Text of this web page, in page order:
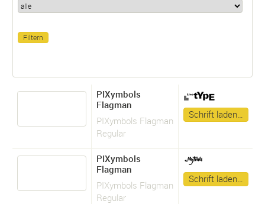
PIXymbols
Flagman
PIXymbols Flagman
Regular
Schrift laden…
PIXymbols
Flagman
PIXymbols Flagman
Regular
Schrift laden…